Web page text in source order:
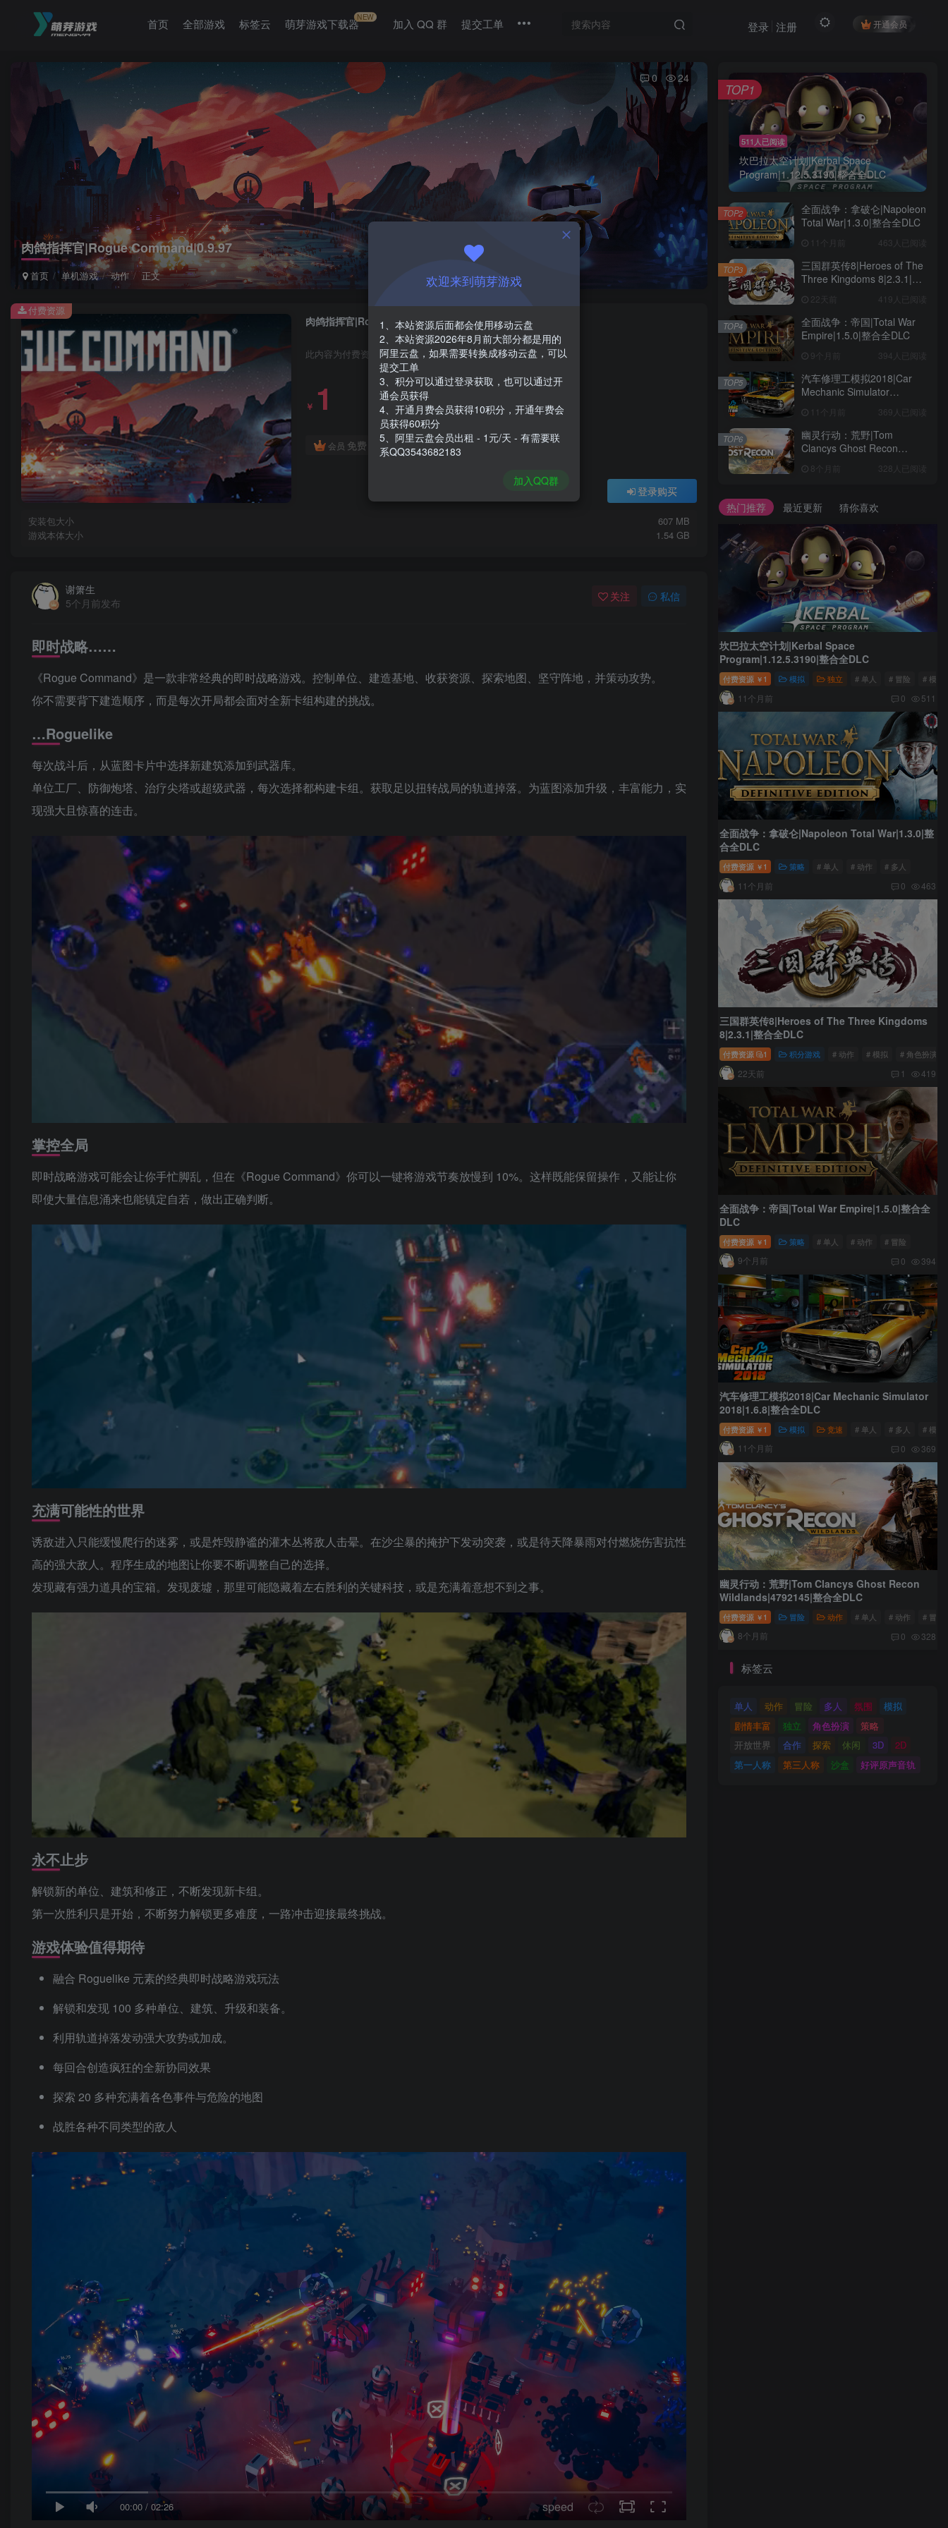
首页 全部游戏 标签云 萌芽游戏下载器NEW 加入 QQ 群 提交工单 开通会员
登录 注册
肉鸽指挥官|Rogue Command|0.9.97
首页 单机游戏 动作 正文
0 24
肉鸽指挥官|Rogue Command|0.9.97
此内容为付费资源，请付费后查看
￥ 1
会员 免费
登录购买
安装包大小
607 MB
游戏本体大小
1.54 GB
付费资源
谢箫生
5个月前发布
关注 私信
即时战略……
《Rogue Command》是一款非常经典的即时战略游戏。控制单位、建造基地、收获资源、探索地图、坚守阵地，并策动攻势。
你不需要背下建造顺序，而是每次开局都会面对全新卡组构建的挑战。
…Roguelike
每次战斗后，从蓝图卡片中选择新建筑添加到武器库。
单位工厂、防御炮塔、治疗尖塔或超级武器，每次选择都构建卡组。获取足以扭转战局的轨道掉落。为蓝图添加升级，丰富能力，实
现强大且惊喜的连击。
掌控全局
即时战略游戏可能会让你手忙脚乱，但在《Rogue Command》你可以一键将游戏节奏放慢到 10%。这样既能保留操作，又能让你
即使大量信息涌来也能镇定自若，做出正确判断。
充满可能性的世界
诱敌进入只能缓慢爬行的迷雾，或是炸毁静谧的灌木丛将敌人击晕。在沙尘暴的掩护下发动突袭，或是待天降暴雨对付燃烧伤害抗性
高的强大敌人。程序生成的地图让你要不断调整自己的选择。
发现藏有强力道具的宝箱。发现废墟，那里可能隐藏着左右胜利的关键科技，或是充满着意想不到之事。
永不止步
解锁新的单位、建筑和修正，不断发现新卡组。
第一次胜利只是开始，不断努力解锁更多难度，一路冲击迎接最终挑战。
游戏体验值得期待
融合 Roguelike 元素的经典即时战略游戏玩法
解锁和发现 100 多种单位、建筑、升级和装备。
利用轨道掉落发动强大攻势或加成。
每回合创造疯狂的全新协同效果
探索 20 多种充满着各色事件与危险的地图
战胜各种不同类型的敌人
00:00 / 02:26 speed
511人已阅读
坎巴拉太空计划|Kerbal Space
Program|1.12.5.3190|整合全DLC
TOP1
全面战争：拿破仑|Napoleon
Total War|1.3.0|整合全DLC
11个月前 463人已阅读
TOP2
三国群英传8|Heroes of The
Three Kingdoms 8|2.3.1|整
22天前 419人已阅读
TOP3
全面战争：帝国|Total War
Empire|1.5.0|整合全DLC
9个月前 394人已阅读
TOP4
汽车修理工模拟2018|Car
Mechanic Simulator
11个月前 369人已阅读
TOP5
幽灵行动：荒野|Tom
Clancys Ghost Recon
DLC8个月前 328人已阅读
TOP6
热门推荐 最近更新 猜你喜欢
坎巴拉太空计划|Kerbal Space
Program|1.12.5.3190|整合全DLC
付费资源 ￥ 1 模拟 独立 # 单人 # 冒险 # 模拟
11个月前 0 511
全面战争：拿破仑|Napoleon Total War|1.3.0|整
合全DLC
付费资源 ￥ 1 策略 # 单人 # 动作 # 多人
11个月前 0 463
三国群英传8|Heroes of The Three Kingdoms
8|2.3.1|整合全DLC
付费资源 1 积分游戏 # 动作 # 模拟 # 角色扮演
22天前 1 419
全面战争：帝国|Total War Empire|1.5.0|整合全
DLC
付费资源 ￥ 1 策略 # 单人 # 动作 # 冒险
9个月前 0 394
汽车修理工模拟2018|Car Mechanic Simulator
2018|1.6.8|整合全DLC
付费资源 ￥ 1 模拟 竞速 # 单人 # 多人 # 模拟
11个月前 0 369
幽灵行动：荒野|Tom Clancys Ghost Recon
Wildlands|4792145|整合全DLC
付费资源 ￥ 1 冒险 动作 # 单人 # 动作 # 冒险
8个月前 0 328
标签云
单人 动作 冒险 多人 氛围
模拟
剧情丰富
独立 角色扮演
策略
开放世界
合作 探索 休闲 3D
2D
第一人称
第三人称 沙盒 好评原声音轨
欢迎来到萌芽游戏
1、本站资源后面都会使用移动云盘
2、本站资源2026年8月前大部分都是用的
阿里云盘，如果需要转换成移动云盘，可以
提交工单
3、积分可以通过登录获取，也可以通过开
通会员获得
4、开通月费会员获得10积分，开通年费会
员获得60积分
5、阿里云盘会员出租 - 1元/天 - 有需要联
系QQ3543682183
加入QQ群